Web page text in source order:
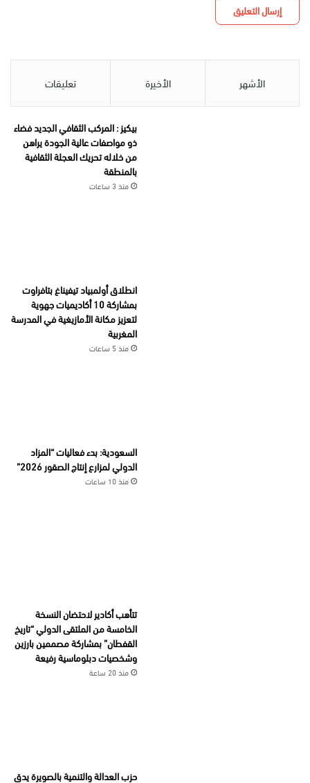
الأشهر الأخيرة تعليقات
بيكيز : المركب الثقافي الجديد فضاء
ذو مواصفات عالية الجودة يراهن
من خلاله تحريك العجلة الثقافية
بالمنطقة
منذ 3 ساعات
انطلاق أولمبياد تيفيناغ بتافراوت
بمشاركة 10 أكاديميات جهوية
لتعزيز مكانة الأمازيغية في المدرسة
المغربية
منذ 5 ساعات
السعودية: بدء فعاليات “المزاد
الدولي لمزارع إنتاج الصقور 2026”
منذ 10 ساعات
تتأهب أكادير لاحتضان النسخة
الخامسة من الملتقى الدولي “تاريخ
القفطان” بمشاركة مصممين بارزين
وشخصيات دبلوماسية رفيعة
منذ 20 ساعة
حزب العدالة والتنمية بالصويرة يدق